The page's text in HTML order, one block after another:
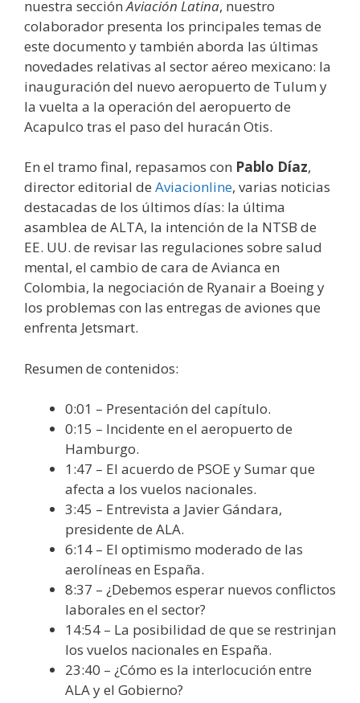
nuestra secciónAviación Latina, nuestro
colaborador presenta los principales temas de
este documento y también aborda las últimas
novedades relativas al sector aéreo mexicano: la
inauguración del nuevo aeropuerto de Tulum y
la vuelta a la operación del aeropuerto de
Acapulco tras el paso del huracán Otis.
En el tramo final, repasamos con Pablo Díaz,
director editorial de Aviacionline, varias noticias
destacadas de los últimos días: la última
asamblea de ALTA, la intención de la NTSB de
EE. UU. de revisar las regulaciones sobre salud
mental, el cambio de cara de Avianca en
Colombia, la negociación de Ryanair a Boeing y
los problemas con las entregas de aviones que
enfrenta Jetsmart.
Resumen de contenidos:
0:01 – Presentación del capítulo.
0:15 – Incidente en el aeropuerto de
Hamburgo.
1:47 – El acuerdo de PSOE y Sumar que
afecta a los vuelos nacionales.
3:45 – Entrevista a Javier Gándara,
presidente de ALA.
6:14 – El optimismo moderado de las
aerolíneas en España.
8:37 – ¿Debemos esperar nuevos conflictos
laborales en el sector?
14:54 – La posibilidad de que se restrinjan
los vuelos nacionales en España.
23:40 – ¿Cómo es la interlocución entre
ALA y el Gobierno?